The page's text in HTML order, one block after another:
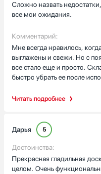
Читать подробнее
Сложно назвать
все мои ожидания.
Комментарий:
Мне всегда нравилось,
выглажены и свежи. Но с
все стало еще и просто.
быстро убрать ее после
всего через 8 минут после
Я особенно люблю функцию
идеально для моих штор и
которую я заметила и
воды. Это очень удобно,
добавить воды.
Дарья 5
Достоинства:
Прекрасная гладильная
целом. Очень